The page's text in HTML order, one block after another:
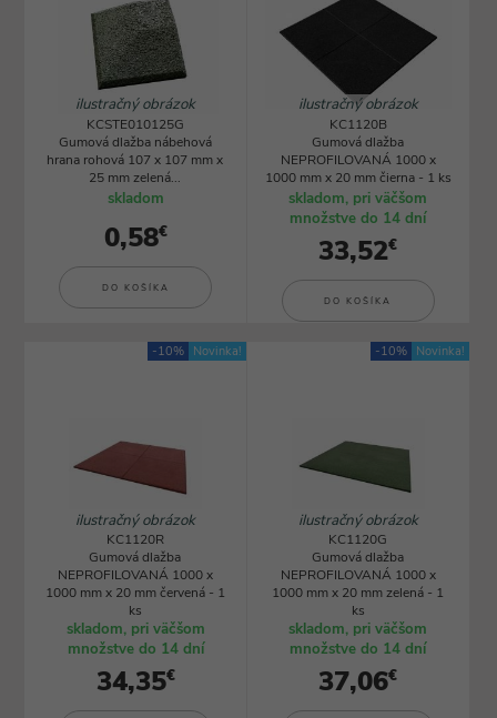
ilustračný obrázok
KCSTE010125G
Gumová dlažba nábehová
hrana rohová 107 x 107 mm x
25 mm zelená...
skladom
0,58€
DO KOŠÍKA
ilustračný obrázok
KC1120B
Gumová dlažba
NEPROFILOVANÁ 1000 x
1000 mm x 20 mm čierna - 1 ks
skladom, pri väčšom
množstve do 14 dní
33,52€
DO KOŠÍKA
Novinka!
-10%
ilustračný obrázok
KC1120R
Gumová dlažba
NEPROFILOVANÁ 1000 x
1000 mm x 20 mm červená - 1
ks
skladom, pri väčšom
množstve do 14 dní
34,35€
Novinka!
-10%
ilustračný obrázok
KC1120G
Gumová dlažba
NEPROFILOVANÁ 1000 x
1000 mm x 20 mm zelená - 1
ks
skladom, pri väčšom
množstve do 14 dní
37,06€